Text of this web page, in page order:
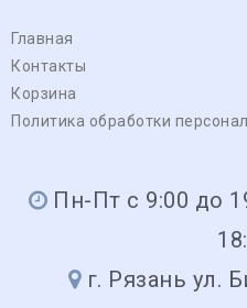
Главная
Контакты
Корзина
Политика обработки
Пн-Пт с 9:00 до
г. Рязань ул.